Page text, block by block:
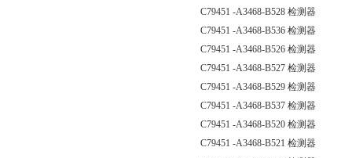
C79451 -A3468-B528 检测器
C79451 -A3468-B536 检测器
C79451 -A3468-B526 检测器
C79451 -A3468-B527 检测器
C79451 -A3468-B529 检测器
C79451 -A3468-B537 检测器
C79451 -A3468-B520 检测器
C79451 -A3468-B521 检测器